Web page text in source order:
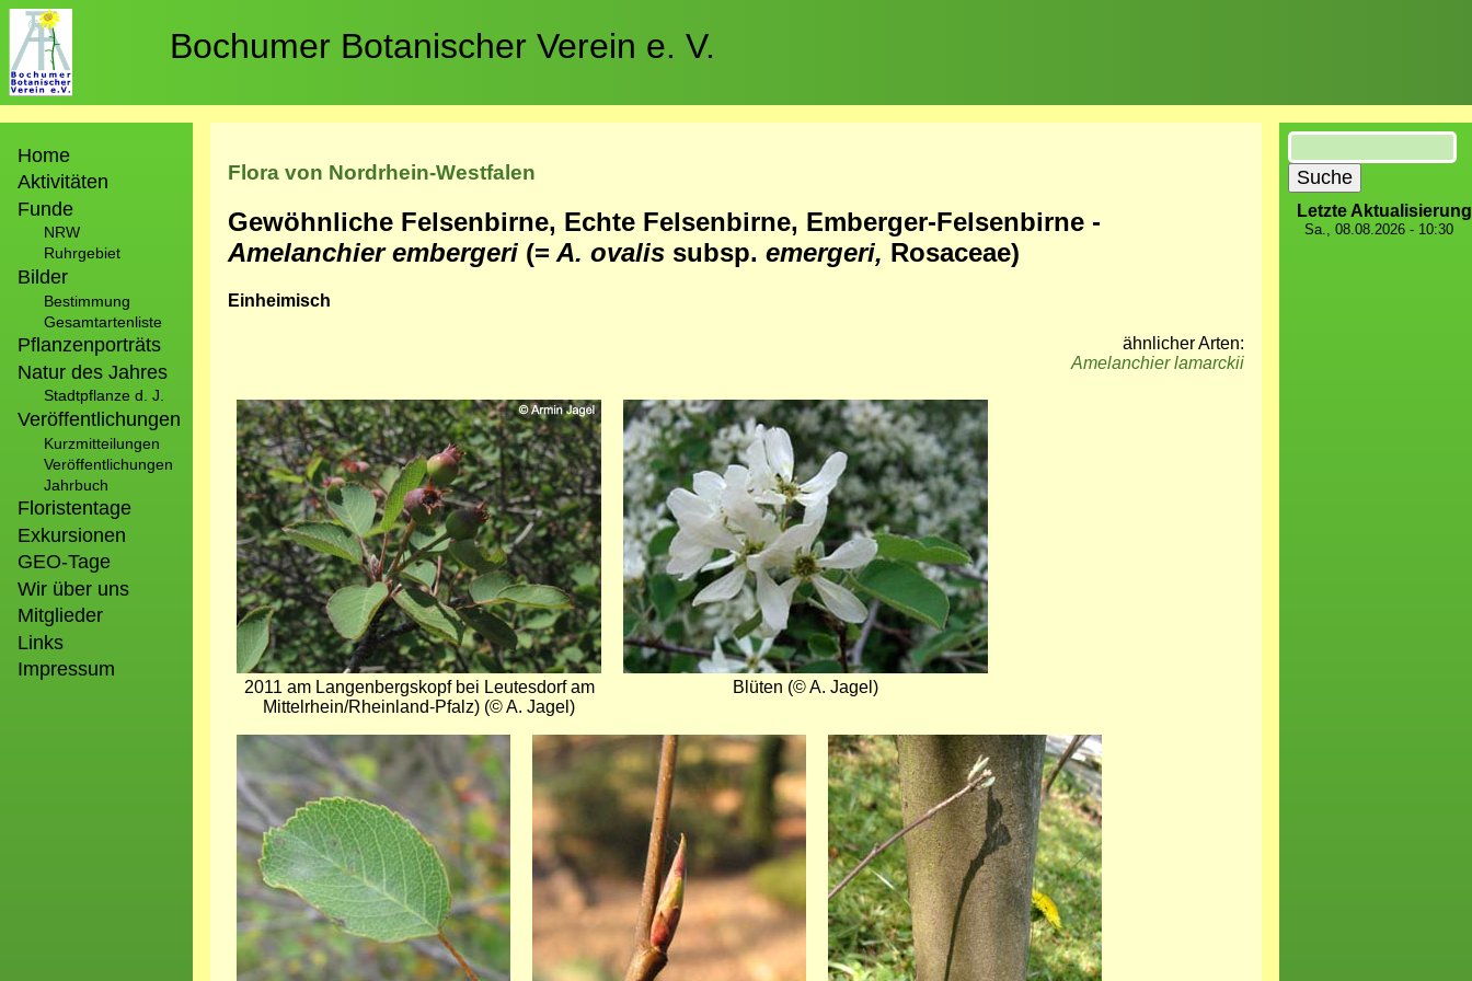
Direkt
zum
Inhalt
Bochumer Botanischer Verein e. V.
Home
Aktivitäten
Funde
NRW
Ruhrgebiet
Bilder
Bestimmung
Gesamtartenliste
Pflanzenporträts
Natur des Jahres
Stadtpflanze d. J.
Veröffentlichungen
Kurzmitteilungen
Veröffentlichungen
Jahrbuch
Floristentage
Exkursionen
GEO-Tage
Wir über uns
Mitglieder
Links
Impressum
Flora von Nordrhein-Westfalen
Gewöhnliche Felsenbirne, Echte Felsenbirne, Emberger-Felsenbirne -
Amelanchier embergeri (= A. ovalis subsp. emergeri, Rosaceae)
Einheimisch
ähnlicher Arten:
Amelanchier lamarckii
Bild
2011 am Langenbergskopf bei Leutesdorf am
Mittelrhein/Rheinland-Pfalz) (© A. Jagel)
Bild
Blüten (© A. Jagel)
Bild Bild Bild
Suche
Letzte Aktualisierung
Sa., 08.08.2026 - 10:30